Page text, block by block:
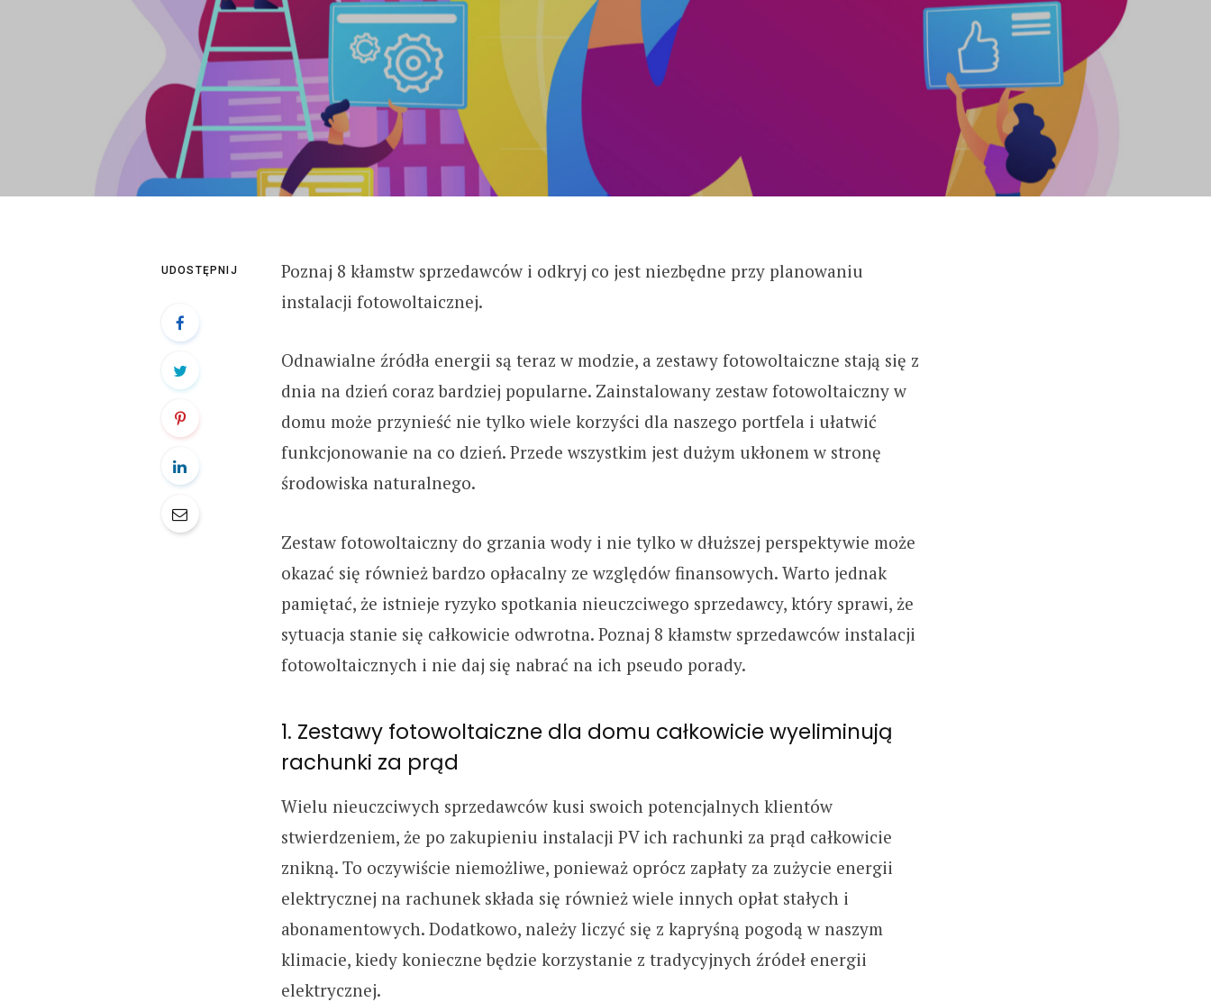
UDOSTĘPNIJ
Poznaj 8 kłamstw sprzedawców i odkryj co jest niezbędne przy planowaniu
instalacji fotowoltaicznej.
Odnawialne źródła energii są teraz w modzie, a zestawy fotowoltaiczne stają się z
dnia na dzień coraz bardziej popularne. Zainstalowany zestaw fotowoltaiczny w
domu może przynieść nie tylko wiele korzyści dla naszego portfela i ułatwić
funkcjonowanie na co dzień. Przede wszystkim jest dużym ukłonem w stronę
środowiska naturalnego.
Zestaw fotowoltaiczny do grzania wody i nie tylko w dłuższej perspektywie może
okazać się również bardzo opłacalny ze względów finansowych. Warto jednak
pamiętać, że istnieje ryzyko spotkania nieuczciwego sprzedawcy, który sprawi, że
sytuacja stanie się całkowicie odwrotna. Poznaj 8 kłamstw sprzedawców instalacji
fotowoltaicznych i nie daj się nabrać na ich pseudo porady.
1. Zestawy fotowoltaiczne dla domu całkowicie wyeliminują
rachunki za prąd
Wielu nieuczciwych sprzedawców kusi swoich potencjalnych klientów
stwierdzeniem, że po zakupieniu instalacji PV ich rachunki za prąd całkowicie
znikną. To oczywiście niemożliwe, ponieważ oprócz zapłaty za zużycie energii
elektrycznej na rachunek składa się również wiele innych opłat stałych i
abonamentowych. Dodatkowo, należy liczyć się z kapryśną pogodą w naszym
klimacie, kiedy konieczne będzie korzystanie z tradycyjnych źródeł energii
elektrycznej.